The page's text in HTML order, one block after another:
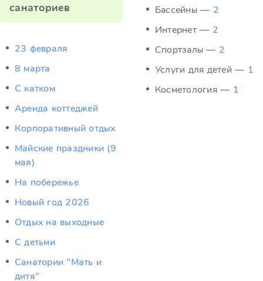
санаториев
23 февраля
8 марта
C катком
Аренда коттеджей
Корпоративный отдых
Майские праздники (9
мая)
На побережье
Новый год 2026
Отдых на выходные
С детьми
Санатории "Мать и
дитя"
Бассейны — 2
Интернет — 2
Спортзалы — 2
Услуги для детей — 1
Косметология — 1